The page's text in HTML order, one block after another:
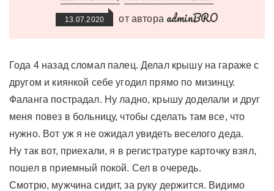
13.07.2020 от автора adminBRO
Года 4 назад сломал палец. Делал крышу на гараже с
другом и киянкой себе угодил прямо по мизинцу.
Фаланга пострадал. Ну ладно, крышу доделали и друг
меня повез в больницу, чтобы сделать там все, что
нужно. Вот уж я не ожидал увидеть веселого деда.
Ну так вот, приехали, я в регистратуре карточку взял,
пошел в приемный покой. Сел в очередь.
Смотрю, мужчина сидит, за руку держится. Видимо